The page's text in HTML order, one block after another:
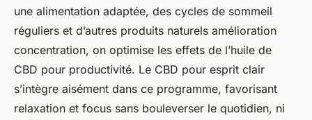
une alimentation adaptée, des cycles de sommeil
réguliers et d’autres produits naturels amélioration
concentration, on optimise les effets de l’huile de
CBD pour productivité. Le CBD pour esprit clair
s’intègre aisément dans ce programme, favorisant
relaxation et focus sans bouleverser le quotidien, ni